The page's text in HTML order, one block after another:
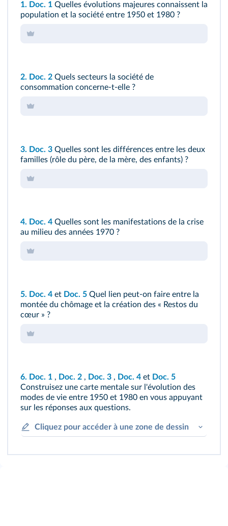
1. Doc. 1 Quelles évolutions majeures connaissent la
population et la société entre 1950 et 1980 ?
2. Doc. 2 Quels secteurs la société de
consommation concerne-t-elle ?
3. Doc. 3 Quelles sont les différences entre les deux
familles (rôle du père, de la mère, des enfants) ?
4. Doc. 4 Quelles sont les manifestations de la crise
au milieu des années 1970 ?
5. Doc. 4 et Doc. 5 Quel lien peut-on faire entre la
montée du chômage et la création des « Restos du
cœur » ?
6. Doc. 1 , Doc. 2 , Doc. 3 , Doc. 4 et Doc. 5
Construisez une carte mentale sur l'évolution des
modes de vie entre 1950 et 1980 en vous appuyant
sur les réponses aux questions.
Cliquez pour accéder à une zone de dessin